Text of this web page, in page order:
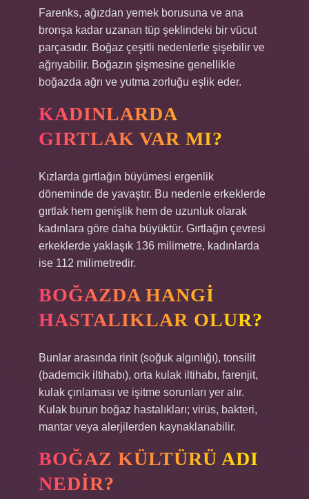
Farenks, ağızdan yemek borusuna ve ana
bronşa kadar uzanan tüp şeklindeki bir vücut
parçasıdır. Boğaz çeşitli nedenlerle şişebilir ve
ağrıyabilir. Boğazın şişmesine genellikle
boğazda ağrı ve yutma zorluğu eşlik eder.
KADINLARDA
GIRTLAK VAR MI?
Kızlarda gırtlağın büyümesi ergenlik
döneminde de yavaştır. Bu nedenle erkeklerde
gırtlak hem genişlik hem de uzunluk olarak
kadınlara göre daha büyüktür. Gırtlağın çevresi
erkeklerde yaklaşık 136 milimetre, kadınlarda
ise 112 milimetredir.
BOĞAZDA HANGI
HASTALIKLAR OLUR?
Bunlar arasında rinit (soğuk algınlığı), tonsilit
(bademcik iltihabı), orta kulak iltihabı, farenjit,
kulak çınlaması ve işitme sorunları yer alır.
Kulak burun boğaz hastalıkları; virüs, bakteri,
mantar veya alerjilerden kaynaklanabilir.
BOĞAZ KÜLTÜRÜ ADI
NEDIR?